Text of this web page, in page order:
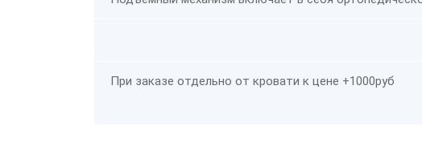
При заказе отдельно от кровати к цене +1000руб